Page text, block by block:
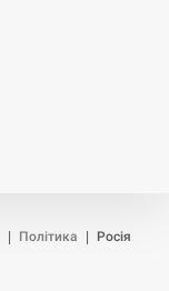
Політика
Росія